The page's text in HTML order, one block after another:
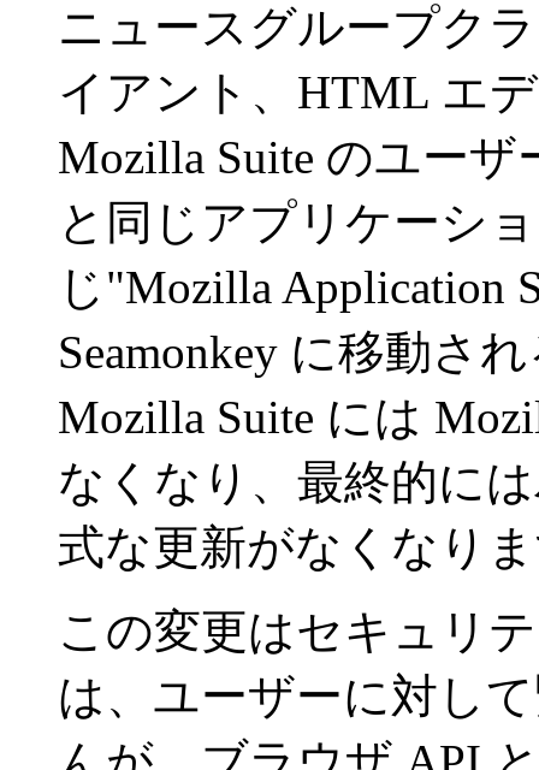
ニュースグループク
イアント、HTML エ
Mozilla Suite のユー
と同じアプリケーシ
じ"Mozilla Application
Seamonkey に移動さ
Mozilla Suite には
なくなり、最終的に
式な更新がなくなり
この変更はセキュリ
は、ユーザーに対し